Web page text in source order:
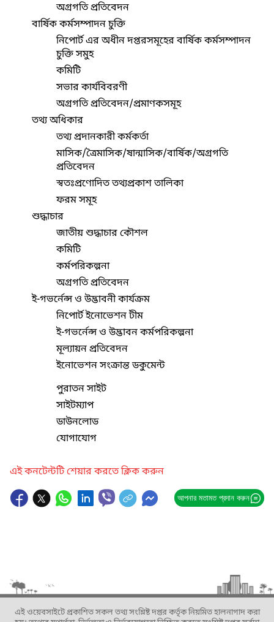
অগ্রগতি প্রতিবেদন
বার্ষিক কর্মসম্পাদন চুক্তি
নিপোর্ট এর অধীন দপ্তরসমূহের বার্ষিক কর্মসম্পাদন
চুক্তি সমুহ
কমিটি
সভার কার্যবিবরণী
অগ্রগতি প্রতিবেদন/প্রমাণকসমূহ
তথ্য অধিকার
তথ্য প্রদানকারী কর্মকর্তা
মাসিক/ত্রৈমাসিক/ষান্মাসিক/বার্ষিক/অগ্রগতি
প্রতিবেদন
স্বতঃপ্রণোদিত তথ্যপ্রকাশ তালিকা
ফরম সমূহ
শুদ্ধাচার
জাতীয় শুদ্ধাচার কৌশল
কমিটি
কর্মপরিকল্পনা
অগ্রগতি প্রতিবেদন
ই-গভর্নেন্স ও উদ্ভাবনী কার্যক্রম
নিপোর্ট ইনোভেশন টীম
ই-গভর্নেন্স ও উদ্ভাবন কর্মপরিকল্পনা
মূল্যায়ন প্রতিবেদন
ইনোভেশন সংক্রান্ত ডকুমেন্ট
পুরাতন সাইট
সাইটম্যাপ
ডাউনলোড
যোগাযোগ
এই কনটেন্টটি শেয়ার করতে ক্লিক করুন
আপনার মতামত প্রদান করুন
এই ওয়েবসাইটে প্রকাশিত সকল তথ্য সংশ্লিষ্ট দপ্তর কর্তৃক নিয়মিত হালনাগাদ করা